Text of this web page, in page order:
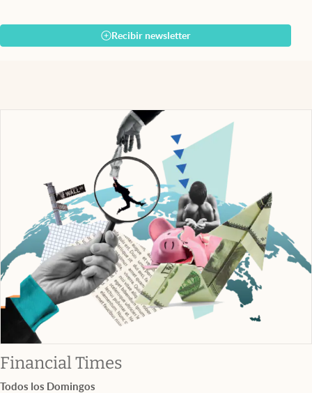
Recibir newsletter
Financial Timesabre en nueva pestaña
Todos los Domingos